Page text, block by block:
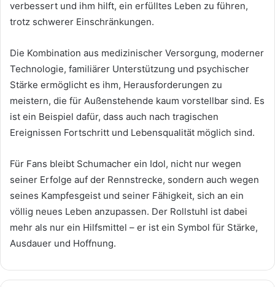
verbessert und ihm hilft, ein erfülltes Leben zu führen,
trotz schwerer Einschränkungen.
Die Kombination aus medizinischer Versorgung, moderner
Technologie, familiärer Unterstützung und psychischer
Stärke ermöglicht es ihm, Herausforderungen zu
meistern, die für Außenstehende kaum vorstellbar sind. Es
ist ein Beispiel dafür, dass auch nach tragischen
Ereignissen Fortschritt und Lebensqualität möglich sind.
Für Fans bleibt Schumacher ein Idol, nicht nur wegen
seiner Erfolge auf der Rennstrecke, sondern auch wegen
seines Kampfesgeist und seiner Fähigkeit, sich an ein
völlig neues Leben anzupassen. Der Rollstuhl ist dabei
mehr als nur ein Hilfsmittel – er ist ein Symbol für Stärke,
Ausdauer und Hoffnung.